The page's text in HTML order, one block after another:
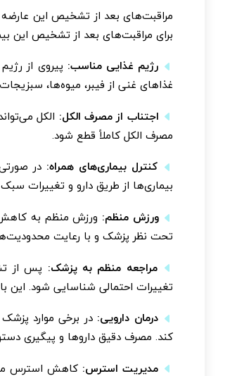
مراقبت‌های بعد از تشخیص این عارضه
برای مراقبت‌های بعد از تشخیص این
رژیم غذایی مناسب: پیروی از
غذاهای غنی از فیبر، میوه‌ها،
اجتناب از مصرف الکل: الکل
مصرف الکل کاملاً قطع شود.
کنترل بیماری‌های همراه:
بیماری‌ها از طریق دارو و تغییرات
ورزش منظم: ورزش منظم به کاهش
تحت نظر پزشک و با رعایت
مراجعه منظم به پزشک: پس از
تغییرات احتمالی شناسایی شود.
درمان دارویی: در برخی موارد
کند. مصرف دقیق داروها و پیگیری
مدیریت استرس: کاهش استرس